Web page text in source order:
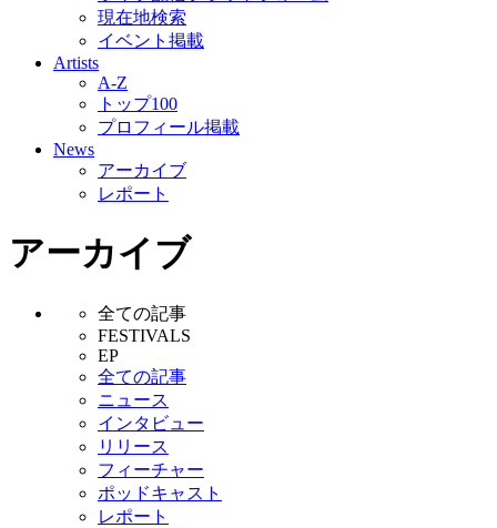
現在地検索
イベント掲載
Artists
A-Z
トップ100
プロフィール掲載
News
アーカイブ
レポート
アーカイブ
全ての記事
FESTIVALS
EP
全ての記事
ニュース
インタビュー
リリース
フィーチャー
ポッドキャスト
レポート